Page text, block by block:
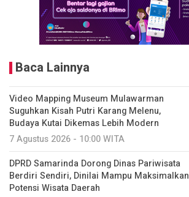
Baca Lainnya
Video Mapping Museum Mulawarman
Suguhkan Kisah Putri Karang Melenu,
Budaya Kutai Dikemas Lebih Modern
7 Agustus 2026 - 10:00 WITA
DPRD Samarinda Dorong Dinas Pariwisata
Berdiri Sendiri, Dinilai Mampu Maksimalkan
Potensi Wisata Daerah